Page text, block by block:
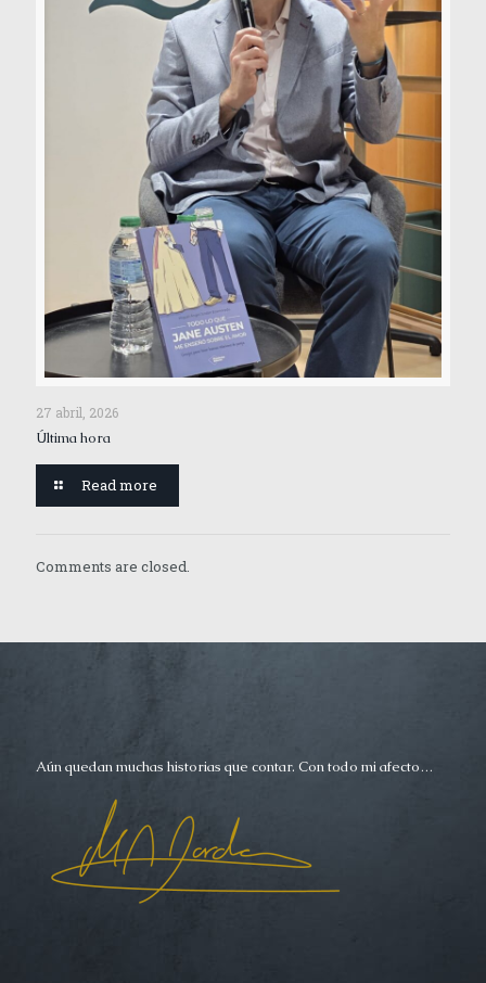
27 abril, 2026
Última hora
Read more
Comments are closed.
Aún quedan muchas historias que contar. Con todo mi afecto…